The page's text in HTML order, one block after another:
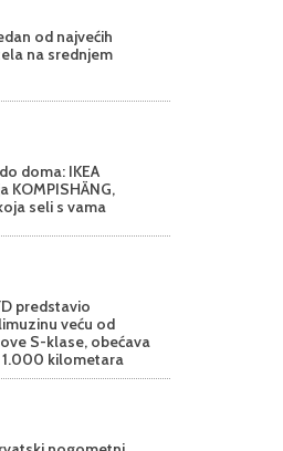
od najvećih
na srednjem
doma: IKEA
KOMPISHÄNG,
seli s vama
predstavio
veću od
S-klase, obećava
kilometara